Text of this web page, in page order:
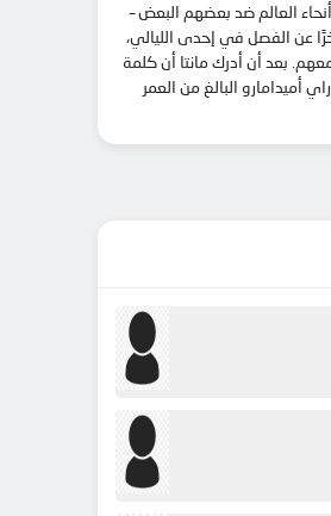
العالم ضد بعضهم البعض –
عن الفصل في إحدى الليالي،
بعد أن أدرك مانتا أن كلمة
البالغ من العمر